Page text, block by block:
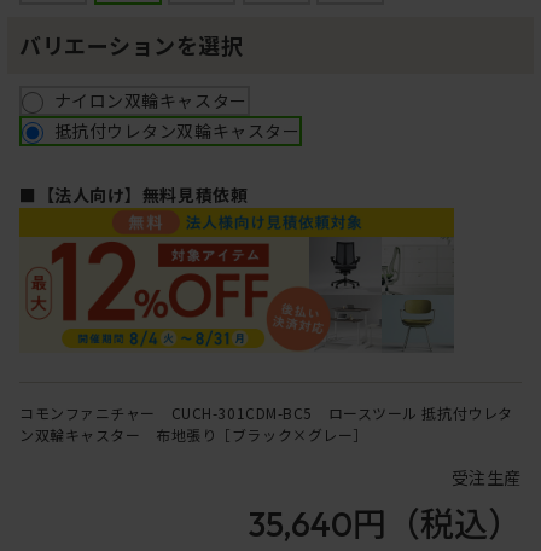
バリエーションを選択
ナイロン双輪キャスター
抵抗付ウレタン双輪キャスター
■【法人向け】無料見積依頼
コモンファニチャー CUCH-301CDM-BC5 ロースツール 抵抗付ウレタ
ン双輪キャスター 布地張り［ブラック×グレー］
受注生産
35,640円 （税込）